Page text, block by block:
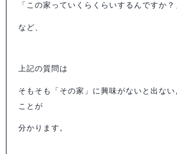
「この家っていくらくらいするんですか？
など、
上記の質問は
そもそも「その家」に興味がないと出ない
ことが
分かります。